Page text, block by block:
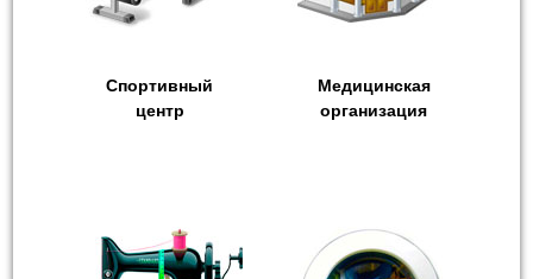
Спортивный
центр
Медицинская
организация